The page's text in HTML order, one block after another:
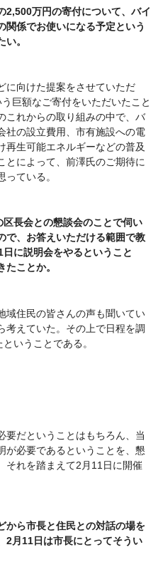
2,500万円の寄付について、バイ
関係でお使いになる予定という
。
に向けた提案をさせていただ
巨額なご寄付をいただいたこと
これからの取り組みの中で、バ
社の設立費用、市有施設への電
再生可能エネルギーなどの普及
とによって、前澤氏のご期待に
ている。
長会との懇談会のことで伺い
で、お答えいただける範囲で教
に説明会をやるということ
ことか。
域住民の皆さんの声も聞いてい
考えていた。その上で日程を調
いうことである。
要だということはもちろん、当
が必要であるということを、懇
それを踏まえて2月11日に開催
から市長と住民との対話の場を
2月11日は市長にとってそうい